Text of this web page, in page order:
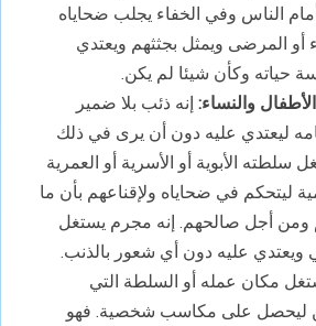
الناس وفي الخفاء يجلب ضحاياه
أو المرضى ويمثل بجثثهم ويعتدي
حياته وكأن شيئا لم يكن.
والنساء: إنه ذئب بلا ضمير
ليعتدي عليه دون أن يرى في ذلك
سلطته الأبوية أو الأسرية أو العمرية
ليتحكم في ضحاياه ولإقناعهم بأن ما
ومن أجل صالحهم. إنه مجرم يستغل
ويعتدي عليه دون أي شعور بالذنب.
مكان عمله أو السلطة التي
ليحصل على مكاسب شخصية. فهو